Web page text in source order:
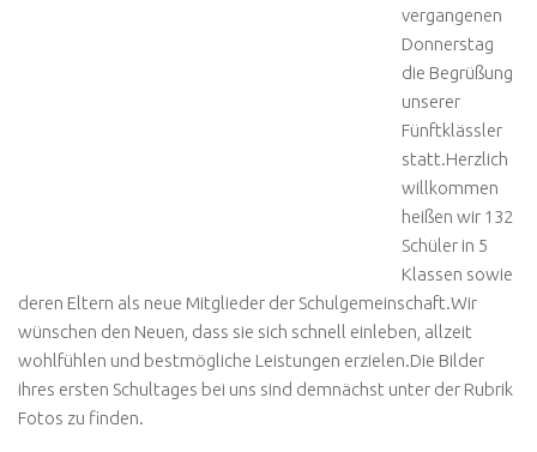
vergangenen
Donnerstag
die Begrüßung
unserer
Fünftklässler
statt.Herzlich
willkommen
heißen wir 132
Schüler in 5
Klassen sowie
deren Eltern als neue Mitglieder der Schulgemeinschaft.Wir
wünschen den Neuen, dass sie sich schnell einleben, allzeit
wohlfühlen und bestmögliche Leistungen erzielen.Die Bilder
ihres ersten Schultages bei uns sind demnächst unter der Rubrik
Fotos zu finden.